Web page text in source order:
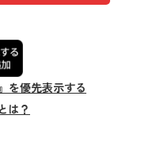
を優先表示する
は？